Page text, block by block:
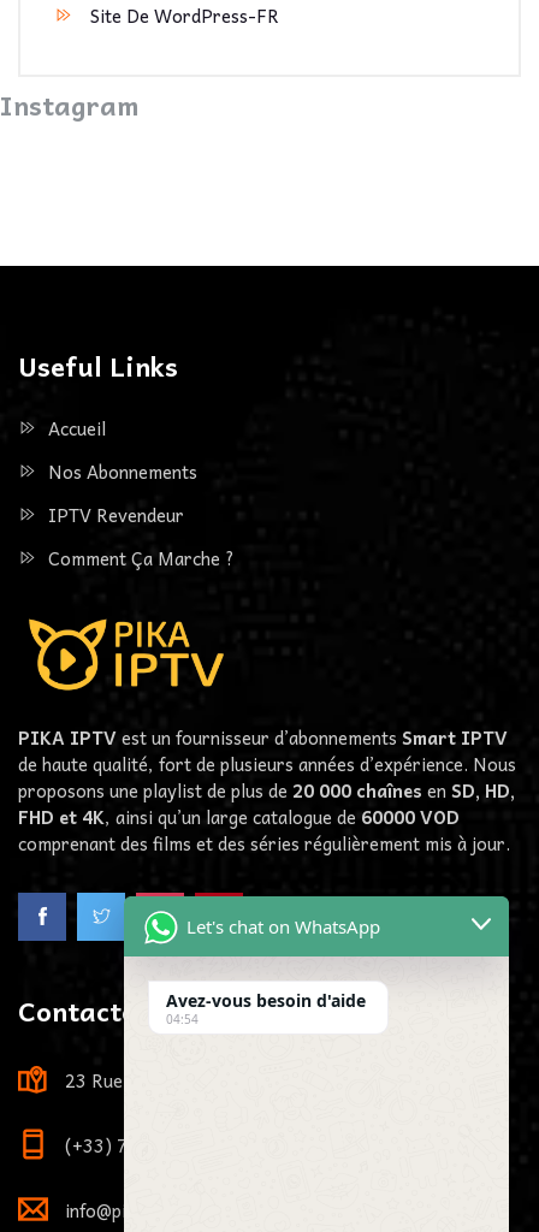
Site De WordPress-FR
Instagram
Useful Links
Accueil
Nos Abonnements
IPTV Revendeur
Comment Ça Marche ?
PIKA IPTVest un fournisseur d’abonnements Smart IPTV
de haute qualité, fort de plusieurs années d’expérience. Nous
proposons une playlist de plus de 20 000 chaînes en SD, HD,
FHD et 4K, ainsi qu’un large catalogue de 60000VOD
comprenant des films et des séries régulièrement mis à jour.
Contactez-Nous
23 Rue Louis Viardot, 21000 Dijon, France
(+33) 7 73 81 71 29
info@pikaiptv.me
Let's chat on WhatsApp
Avez-vous besoin d'aide
04:54